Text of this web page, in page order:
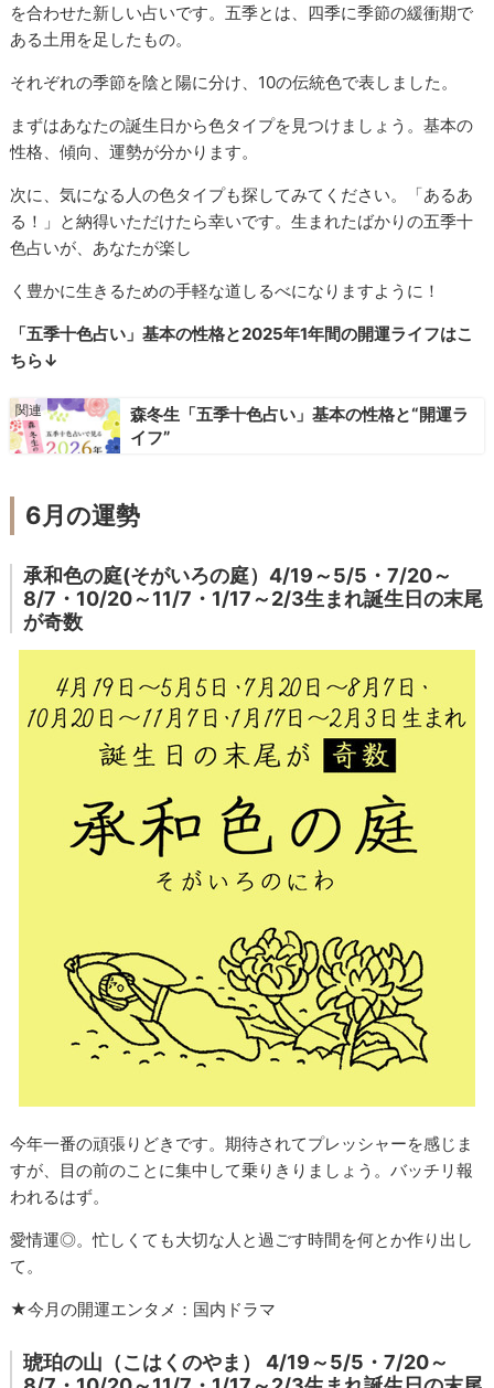
を合わせた新しい占いです。五季とは、四季に季節の緩衝期で
ある土用を足したもの。
それぞれの季節を陰と陽に分け、10の伝統色で表しました。
まずはあなたの誕生日から色タイプを見つけましょう。基本の
性格、傾向、運勢が分かります。
次に、気になる人の色タイプも探してみてください。「あるあ
る！」と納得いただけたら幸いです。生まれたばかりの五季十
色占いが、あなたが楽し
く豊かに生きるための手軽な道しるべになりますように！
「五季十色占い」基本の性格と2025年1年間の開運ライフはこ
ちら↓
森冬生「五季十色占い」基本の性格と“開運ラ
イフ”
6月の運勢
承和色の庭(そがいろの庭）4/19～5/5・7/20～
8/7・10/20～11/7・1/17～2/3生まれ誕生日の末尾
が奇数
今年一番の頑張りどきです。期待されてプレッシャーを感じま
すが、目の前のことに集中して乗りきりましょう。バッチリ報
われるはず。
愛情運◎。忙しくても大切な人と過ごす時間を何とか作り出し
て。
★今月の開運エンタメ：国内ドラマ
琥珀の山（こはくのやま） 4/19～5/5・7/20～